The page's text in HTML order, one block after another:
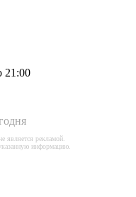
21:00
является рекламой.
информацию.